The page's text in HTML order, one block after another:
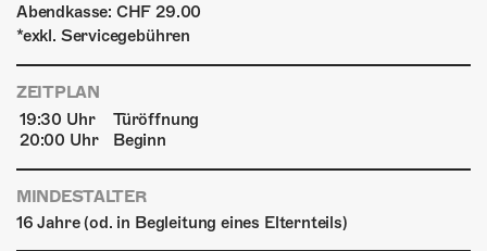
Abendkasse: CHF 29.00
*exkl. Servicegebühren
ZEITPLAN
19:30 Uhr
Türöffnung
20:00 Uhr
Beginn
MINDESTALTER
16 Jahre (od. in Begleitung eines Elternteils)